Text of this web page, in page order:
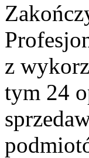
z
tym 24